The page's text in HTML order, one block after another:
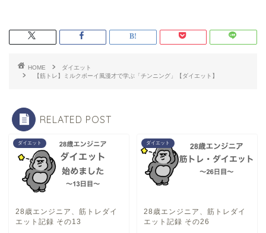
HOME
ダイエット
【筋トレ】ミルクボーイ風漫才で学ぶ「チンニング」【ダイエット】
RELATED POST
ダイエット
28歳エンジニア、筋トレダイ
エット記録 その13
ダイエット
28歳エンジニア、筋トレダイ
エット記録 その26